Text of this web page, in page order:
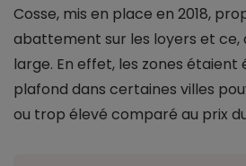
Cosse, mis en place en 2018,
abattement sur les loyers et ce,
large. En effet, les zones étaient
plafond dans certaines villes
ou trop élevé comparé au prix